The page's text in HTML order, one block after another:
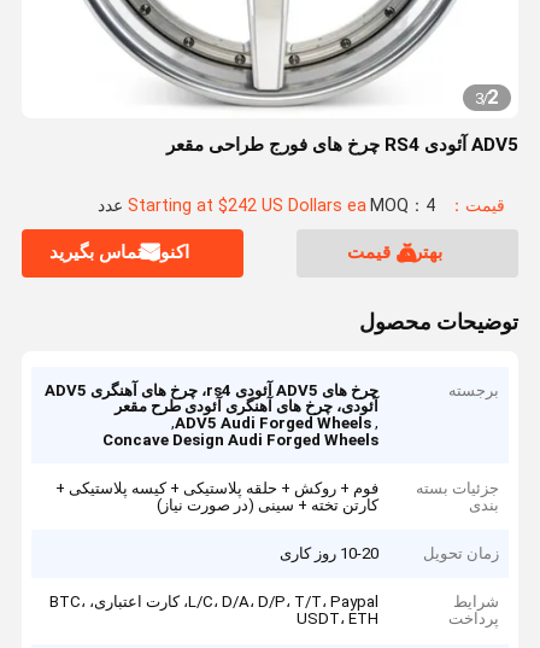
2
/
3
ADV5 آئودی RS4 چرخ های فورج طراحی مقعر
قیمت：Starting at $242 US Dollars ea MOQ：4 عدد
بهترین قیمت اکنون تماس بگیرید
توضیحات محصول
برجسته
چرخ های ADV5 آئودی rs4، چرخ های آهنگری ADV5
آئودی، چرخ های آهنگری آئودی طرح مقعر
,
ADV5 Audi Forged Wheels
,
Concave Design Audi Forged Wheels
جزئیات بسته
بندی
فوم + روکش + حلقه پلاستیکی + کیسه پلاستیکی +
کارتن تخته + سینی (در صورت نیاز)
زمان تحویل 10-20 روز کاری
شرایط
پرداخت
L/C، D/A، D/P، T/T، Paypal، کارت اعتباری، BTC،
USDT، ETH